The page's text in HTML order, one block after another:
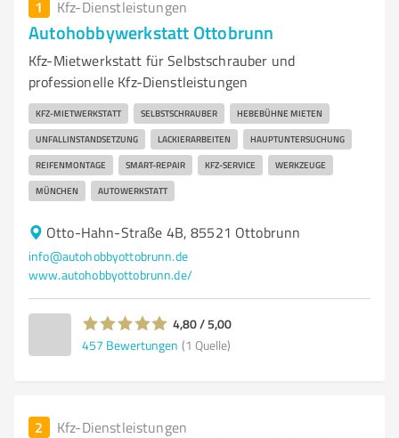
1 Kfz-Dienstleistungen
Autohobbywerkstatt Ottobrunn
Kfz-Mietwerkstatt für Selbstschrauber und
professionelle Kfz-Dienstleistungen
KFZ-MIETWERKSTATT SELBSTSCHRAUBER HEBEBÜHNE MIETEN
UNFALLINSTANDSETZUNG LACKIERARBEITEN HAUPTUNTERSUCHUNG
REIFENMONTAGE SMART-REPAIR KFZ-SERVICE WERKZEUGE
MÜNCHEN AUTOWERKSTATT
Otto-Hahn-Straße 4B, 85521 Ottobrunn
info@autohobbyottobrunn.de
www.autohobbyottobrunn.de/
4,80 / 5,00
457 Bewertungen (1 Quelle)
2 Kfz-Dienstleistungen